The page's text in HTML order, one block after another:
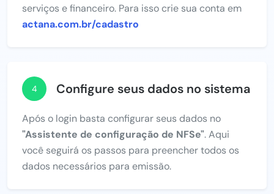
serviços e financeiro. Para isso crie sua conta em
actana.com.br/cadastro
4 Configure seus dados no sistema
Após o login basta configurar seus dados no
"Assistente de configuração de NFSe". Aqui
você seguirá os passos para preencher todos os
dados necessários para emissão.